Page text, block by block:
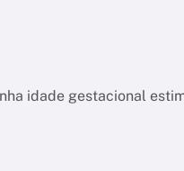
idade gestacional